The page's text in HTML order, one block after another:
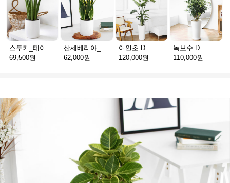
69,500원
62,000원
여인초 D
120,000원
녹보수 D
110,000원